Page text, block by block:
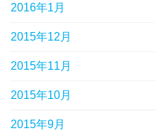
2016年1月
2015年12月
2015年11月
2015年10月
2015年9月